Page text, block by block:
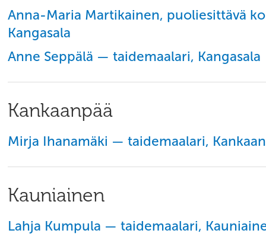
Anna-Maria Martikainen, puoliesittävä
Kangasala
Anne Seppälä — taidemaalari, Kangasala
Kankaanpää
Mirja Ihanamäki — taidemaalari,
Kauniainen
Lahja Kumpula — taidemaalari,